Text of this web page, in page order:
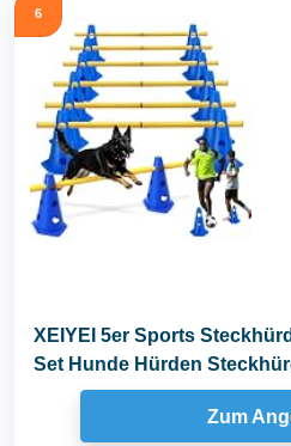
6
XEIYEI 5er Sports
Set Hunde Hürden
23cm...
Zum